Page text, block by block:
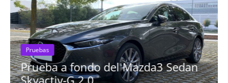
del Mazda3 Sedan Pruebas